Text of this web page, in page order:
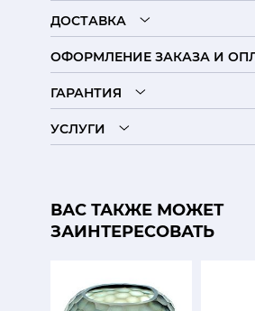
ДОСТАВКА
ОФОРМЛЕНИЕ ЗАКАЗА И
ГАРАНТИЯ
УСЛУГИ
ВАС ТАКЖЕ МОЖЕТ
ЗАИНТЕРЕСОВАТЬ